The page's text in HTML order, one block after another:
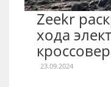
Zeekr
хода
23.09.2024